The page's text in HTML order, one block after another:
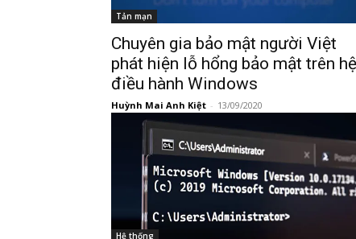
Tản mạn
Chuyên gia bảo mật người Việt
phát hiện lỗ hổng bảo mật trên hệ
điều hành Windows
Huỳnh Mai Anh Kiệt - 13/09/2020
Hệ thống